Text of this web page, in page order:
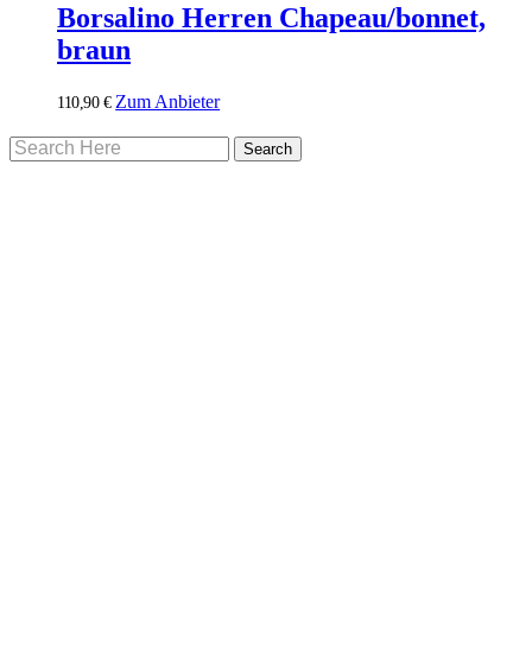
Borsalino Herren Chapeau/bonnet,
braun
110,90 € Zum Anbieter